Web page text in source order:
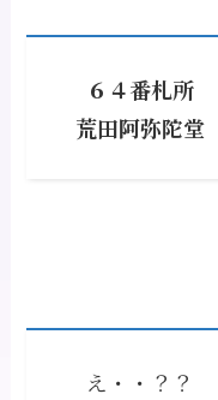
６４番札所
荒田阿弥陀堂
え・・？？